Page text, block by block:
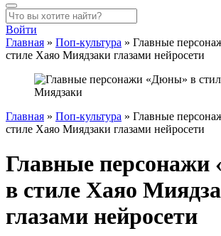
Войти
Главная » Поп-культура » Главные
стиле Хаяо Миядзаки глазами нейросети
Главная » Поп-культура » Главные
стиле Хаяо Миядзаки глазами нейросети
Главные
в стиле Хаяо
глазами нейросети